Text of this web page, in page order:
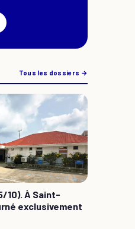
Tous les dossiers →
10). À Saint-
exclusivement